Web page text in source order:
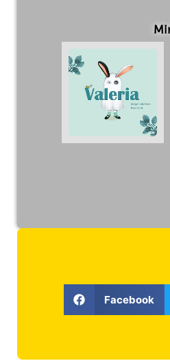
Facebook